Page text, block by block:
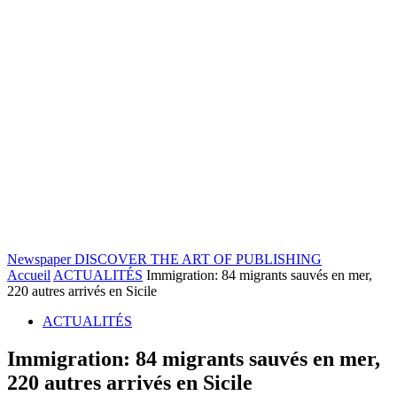
Newspaper DISCOVER THE ART OF PUBLISHING
Accueil ACTUALITÉS Immigration: 84 migrants sauvés en mer,
220 autres arrivés en Sicile
ACTUALITÉS
Immigration: 84 migrants sauvés en mer,
220 autres arrivés en Sicile